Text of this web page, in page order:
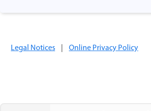
Legal Notices | Online Privacy Policy